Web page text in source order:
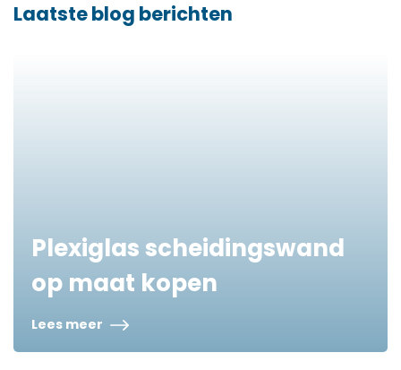
Laatste blog berichten
Plexiglas scheidingswand
op maat kopen
Lees meer